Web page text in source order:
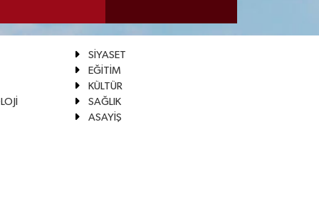
SİYASET
EĞİTİM
KÜLTÜR
SAĞLIK
ASAYİŞ